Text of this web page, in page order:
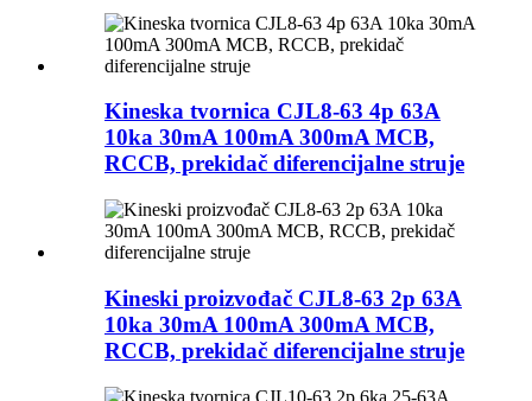
Kineska tvornica CJL8-63 4p 63A
10ka 30mA 100mA 300mA MCB,
RCCB, prekidač diferencijalne struje
Kineski proizvođač CJL8-63 2p 63A
10ka 30mA 100mA 300mA MCB,
RCCB, prekidač diferencijalne struje